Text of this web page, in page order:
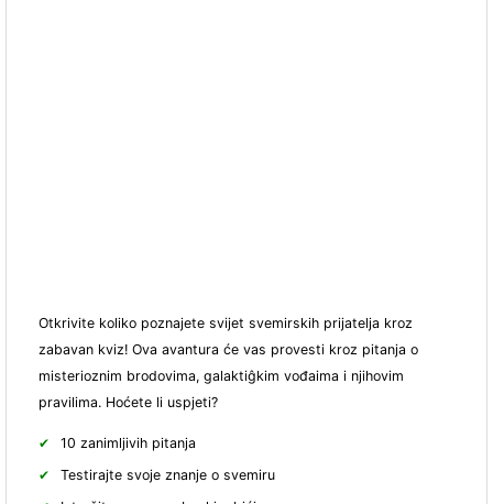
Otkrivite koliko poznajete svijet svemirskih prijatelja kroz
zabavan kviz! Ova avantura će vas provesti kroz pitanja o
misterioznim brodovima, galaktiĝkim vođaima i njihovim
pravilima. Hoćete li uspjeti?
10 zanimljivih pitanja
Testirajte svoje znanje o svemiru